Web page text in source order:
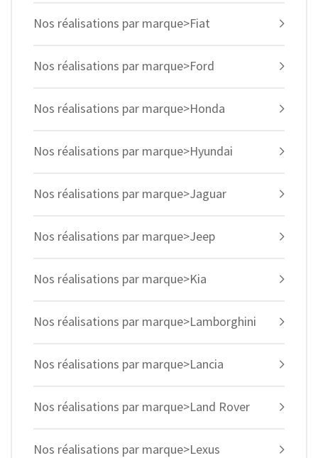
Nos réalisations par marque>Fiat
Nos réalisations par marque>Ford
Nos réalisations par marque>Honda
Nos réalisations par marque>Hyundai
Nos réalisations par marque>Jaguar
Nos réalisations par marque>Jeep
Nos réalisations par marque>Kia
Nos réalisations par marque>Lamborghini
Nos réalisations par marque>Lancia
Nos réalisations par marque>Land Rover
Nos réalisations par marque>Lexus